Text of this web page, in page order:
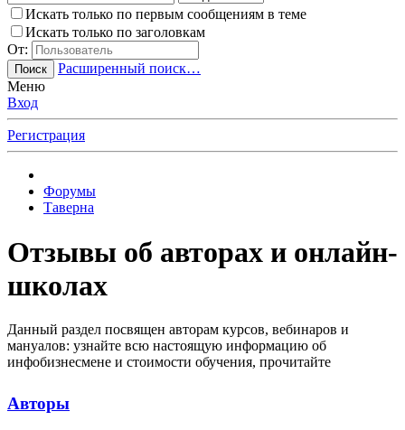
Искать только по первым сообщениям в теме
Искать только по заголовкам
От:
Поиск
Расширенный поиск…
Меню
Вход
Регистрация
Форумы
Таверна
Отзывы об авторах и онлайн-
школах
Данный раздел посвящен авторам курсов, вебинаров и
мануалов: узнайте всю настоящую информацию об
инфобизнесмене и стоимости обучения, прочитайте
прохождения уроков.
Авторы